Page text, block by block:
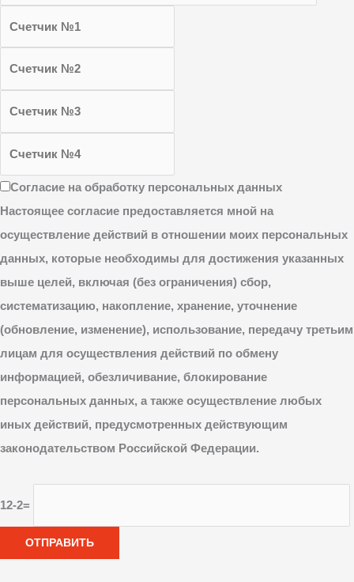
Согласие на обработку персональных данных
Настоящее согласие предоставляется мной на
осуществление действий в отношении моих персональных
данных, которые необходимы для достижения указанных
выше целей, включая (без ограничения) сбор,
систематизацию, накопление, хранение, уточнение
(обновление, изменение), использование, передачу третьим
лицам для осуществления действий по обмену
информацией, обезличивание, блокирование
персональных данных, а также осуществление любых
иных действий, предусмотренных действующим
законодательством Российской Федерации.
12-2=